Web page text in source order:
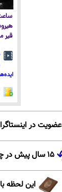
قیر
عضویت در
۱۵ سال پیش در چنین روزی
این لحظه